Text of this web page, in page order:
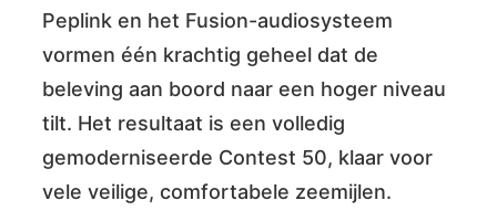
Peplink en het Fusion-audiosysteem
vormen één krachtig geheel dat de
beleving aan boord naar een hoger niveau
tilt. Het resultaat is een volledig
gemoderniseerde Contest 50, klaar voor
vele veilige, comfortabele zeemijlen.